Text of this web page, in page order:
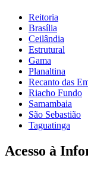
Reitoria
Brasília
Ceilândia
Estrutural
Gama
Planaltina
Recanto das
Riacho Fundo
Samambaia
São Sebastião
Taguatinga
Acesso à